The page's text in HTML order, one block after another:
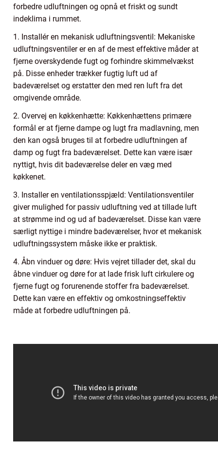
forbedre udluftningen og opnå et friskt og sundt
indeklima i rummet.
1. Installér en mekanisk udluftningsventil: Mekaniske
udluftningsventiler er en af de mest effektive måder at
fjerne overskydende fugt og forhindre skimmelvækst
på. Disse enheder trækker fugtig luft ud af
badeværelset og erstatter den med ren luft fra det
omgivende område.
2. Overvej en køkkenhætte: Køkkenhættens primære
formål er at fjerne dampe og lugt fra madlavning, men
den kan også bruges til at forbedre udluftningen af
damp og fugt fra badeværelset. Dette kan være især
nyttigt, hvis dit badeværelse deler en væg med
køkkenet.
3. Installer en ventilationsspjæld: Ventilationsventiler
giver mulighed for passiv udluftning ved at tillade luft
at strømme ind og ud af badeværelset. Disse kan være
særligt nyttige i mindre badeværelser, hvor et mekanisk
udluftningssystem måske ikke er praktisk.
4. Åbn vinduer og døre: Hvis vejret tillader det, skal du
åbne vinduer og døre for at lade frisk luft cirkulere og
fjerne fugt og forurenende stoffer fra badeværelset.
Dette kan være en effektiv og omkostningseffektiv
måde at forbedre udluftningen på.